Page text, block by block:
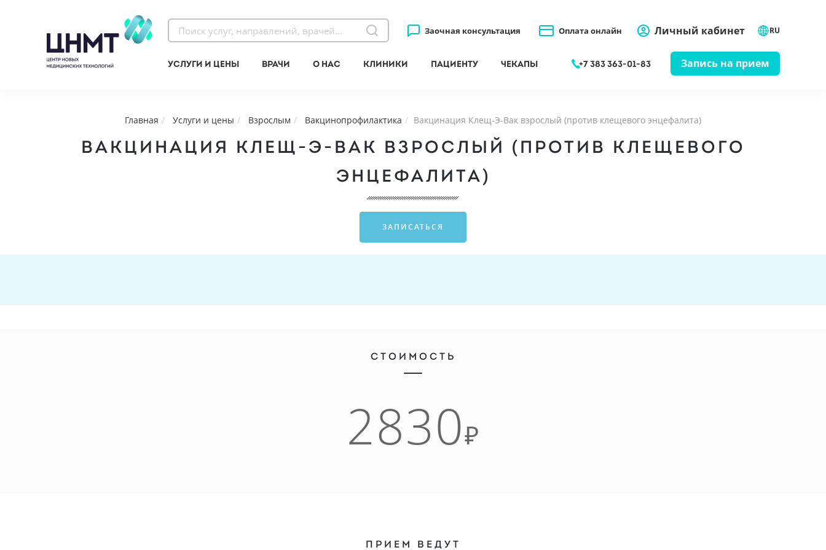
Заочная консультация Оплата онлайн Личный кабинет RU
Услуги и цены Врачи О нас Клиники Пациенту Чекапы +7 383 363-01-83 Запись на прием
Главная Услуги и цены Взрослым Вакцинопрофилактика Вакцинация Клещ-Э-Вак взрослый (против клещевого энцефалита)
ВАКЦИНАЦИЯ КЛЕЩ-Э-ВАК ВЗРОСЛЫЙ (ПРОТИВ КЛЕЩЕВОГО
ЭНЦЕФАЛИТА)
ЗАПИСАТЬСЯ
СТОИМОСТЬ
2830₽
ПРИЕМ ВЕДУТ